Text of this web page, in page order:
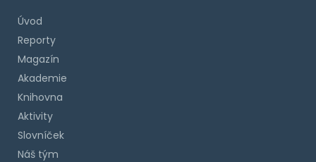
Úvod
Reporty
Magazín
Akademie
Knihovna
Aktivity
Slovníček
Náš tým